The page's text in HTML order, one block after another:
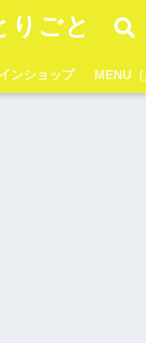
ごと
ンショップ MENU